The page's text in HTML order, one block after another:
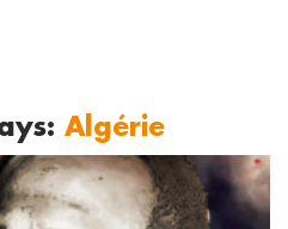
Algérie